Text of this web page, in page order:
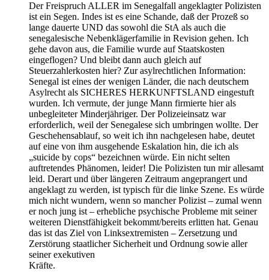
Der Freispruch ALLER im Senegalfall angeklagter Polizisten
ist ein Segen. Indes ist es eine Schande, daß der Prozeß so
lange dauerte UND das sowohl die StA als auch die
senegalesische Nebenklägerfamilie in Revision gehen. Ich
gehe davon aus, die Familie wurde auf Staatskosten
eingeflogen? Und bleibt dann auch gleich auf
Steuerzahlerkosten hier? Zur asylrechtlichen Information:
Senegal ist eines der wenigen Länder, die nach deutschem
Asylrecht als SICHERES HERKUNFTSLAND eingestuft
wurden. Ich vermute, der junge Mann firmierte hier als
unbegleiteter Minderjähriger. Der Polizeieinsatz war
erforderlich, weil der Senegalese sich umbringen wollte. Der
Geschehensablauf, so weit ich ihn nachgelesen habe, deutet
auf eine von ihm ausgehende Eskalation hin, die ich als
„suicide by cops“ bezeichnen würde. Ein nicht selten
auftretendes Phänomen, leider! Die Polizisten tun mir allesamt
leid. Derart und über längeren Zeitraum angeprangert und
angeklagt zu werden, ist typisch für die linke Szene. Es würde
mich nicht wundern, wenn so mancher Polizist – zumal wenn
er noch jung ist – erhebliche psychische Probleme mit seiner
weiteren Dienstfähigkeit bekommt/bereits erlitten hat. Genau
das ist das Ziel von Linksextremisten – Zersetzung und
Zerstörung staatlicher Sicherheit und Ordnung sowie aller
seiner exekutiven
Kräfte.